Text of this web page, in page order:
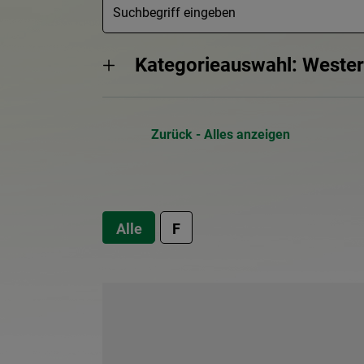
Kategorieauswahl:
Zurück - Alles anzeigen
Alle F